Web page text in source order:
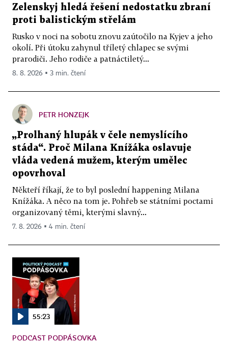
Zelenskyj hledá řešení nedostatku zbraní
proti balistickým střelám
Rusko v noci na sobotu znovu zaútočilo na Kyjev a jeho
okolí. Při útoku zahynul tříletý chlapec se svými
prarodiči. Jeho rodiče a patnáctiletý...
8. 8. 2026 ▪ 3 min. čtení
PETR HONZEJK
„Prolhaný hlupák v čele nemyslícího
stáda“. Proč Milana Knížáka oslavuje
vláda vedená mužem, kterým umělec
opovrhoval
Někteří říkají, že to byl poslední happening Milana
Knížáka. A něco na tom je. Pohřeb se státními poctami
organizovaný těmi, kterými slavný...
7. 8. 2026 ▪ 4 min. čtení
55:23
PODCAST PODPÁSOVKA